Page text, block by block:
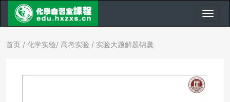
首页 / 化学实验/ 高考实验 / 实验大题解题锦囊